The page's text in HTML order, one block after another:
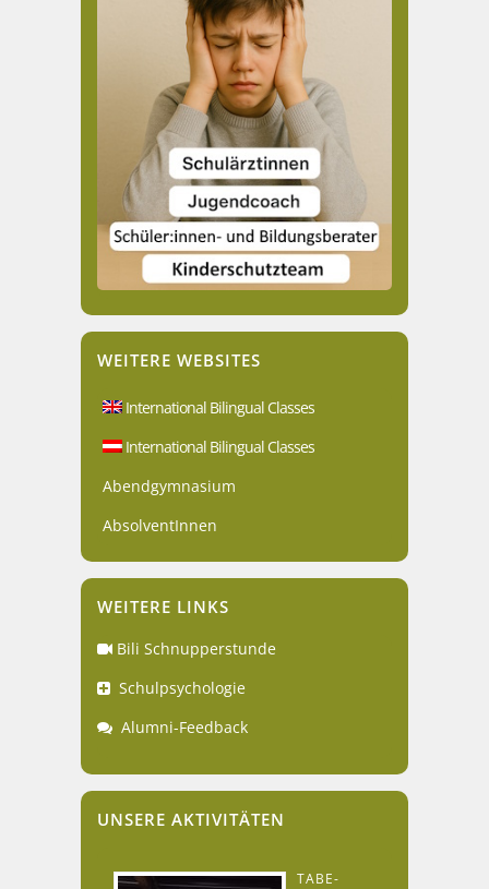
WEITERE WEBSITES
International Bilingual Classes
International Bilingual Classes
Abendgymnasium
AbsolventInnen
WEITERE LINKS
Bili Schnupperstunde
Schulpsychologie
Alumni-Feedback
UNSERE AKTIVITÄTEN
TABE-